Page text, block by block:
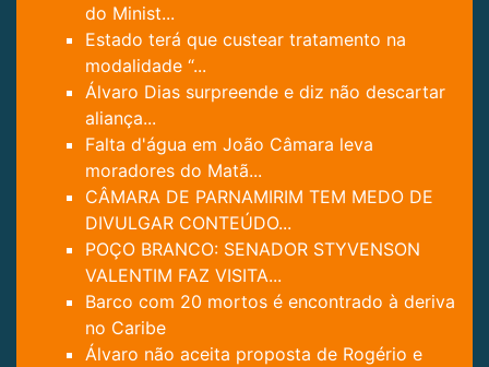
do Minist...
Estado terá que custear tratamento na
modalidade “...
Álvaro Dias surpreende e diz não descartar
aliança...
Falta d'água em João Câmara leva
moradores do Matã...
CÂMARA DE PARNAMIRIM TEM MEDO DE
DIVULGAR CONTEÚDO...
POÇO BRANCO: SENADOR STYVENSON
VALENTIM FAZ VISITA...
Barco com 20 mortos é encontrado à deriva
no Caribe
Álvaro não aceita proposta de Rogério e